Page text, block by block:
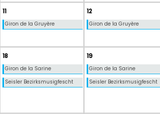
11
Giron de la Gruyère
12
Giron de la Gruyère
18
Giron de la Sarine
Seisler Bezirksmusigfescht
19
Giron de la Sarine
Seisler Bezirksmusigfescht